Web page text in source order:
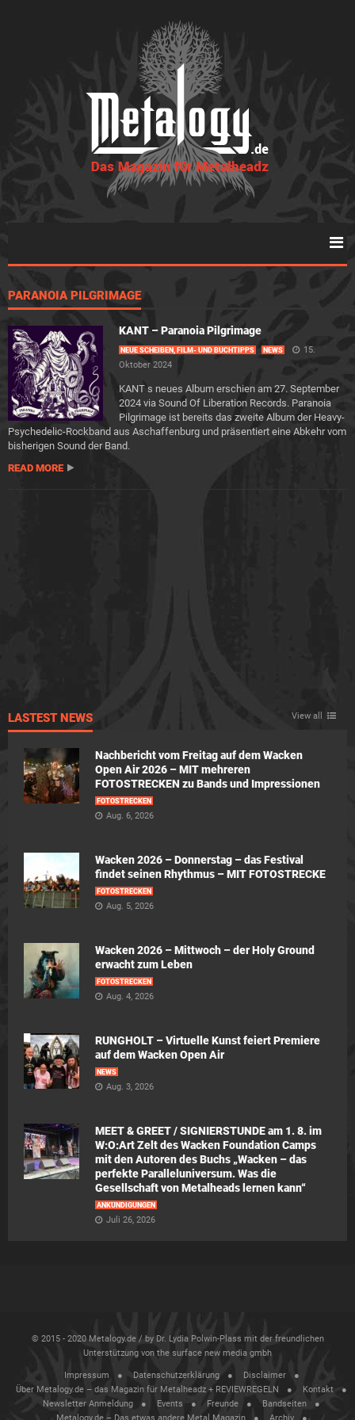
PARANOIA PILGRIMAGE
KANT – Paranoia Pilgrimage
NEUE SCHEIBEN, FILM- UND BUCHTIPPS NEWS
15.
Oktober 2024
KANT s neues Album erschien am 27. September
2024 via Sound Of Liberation Records. Paranoia
Pilgrimage ist bereits das zweite Album der Heavy-
Psychedelic-Rockband aus Aschaffenburg und präsentiert eine Abkehr vom
bisherigen Sound der Band.
READ MORE
LASTEST NEWS View all
Nachbericht vom Freitag auf dem Wacken
Open Air 2026 – MIT mehreren
FOTOSTRECKEN zu Bands und Impressionen
FOTOSTRECKEN
Aug. 6, 2026
Wacken 2026 – Donnerstag – das Festival
findet seinen Rhythmus – MIT FOTOSTRECKE
FOTOSTRECKEN
Aug. 5, 2026
Wacken 2026 – Mittwoch – der Holy Ground
erwacht zum Leben
FOTOSTRECKEN
Aug. 4, 2026
RUNGHOLT – Virtuelle Kunst feiert Premiere
auf dem Wacken Open Air
NEWS
Aug. 3, 2026
MEET & GREET / SIGNIERSTUNDE am 1. 8. im
W:O:Art Zelt des Wacken Foundation Camps
mit den Autoren des Buchs „Wacken – das
perfekte Paralleluniversum. Was die
Gesellschaft von Metalheads lernen kann“
ANKÜNDIGUNGEN
Juli 26, 2026
© 2015 - 2020 Metalogy.de / by Dr. Lydia Polwin-Plass mit der freundlichen
Unterstützung von the surface new media gmbh
Impressum Datenschutzerklärung
Disclaimer
Über Metalogy.de – das Magazin für Metalheadz + REVIEWREGELN
Kontakt
Newsletter Anmeldung
Events Freunde
Bandseiten